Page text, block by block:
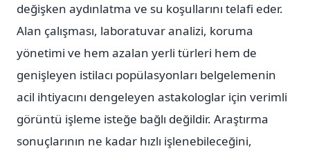
değişken aydınlatma ve su koşullarını telafi eder.
Alan çalışması, laboratuvar analizi, koruma
yönetimi ve hem azalan yerli türleri hem de
genişleyen istilacı popülasyonları belgelemenin
acil ihtiyacını dengeleyen astakologlar için verimli
görüntü işleme isteğe bağlı değildir. Araştırma
sonuçlarının ne kadar hızlı işlenebileceğini,